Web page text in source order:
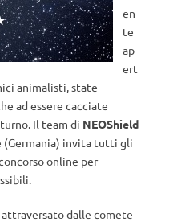
en
te
ap
ert
animalisti, state
ad essere cacciate
Il team di NEOShield
(Germania) invita tutti gli
online per
dalle comete